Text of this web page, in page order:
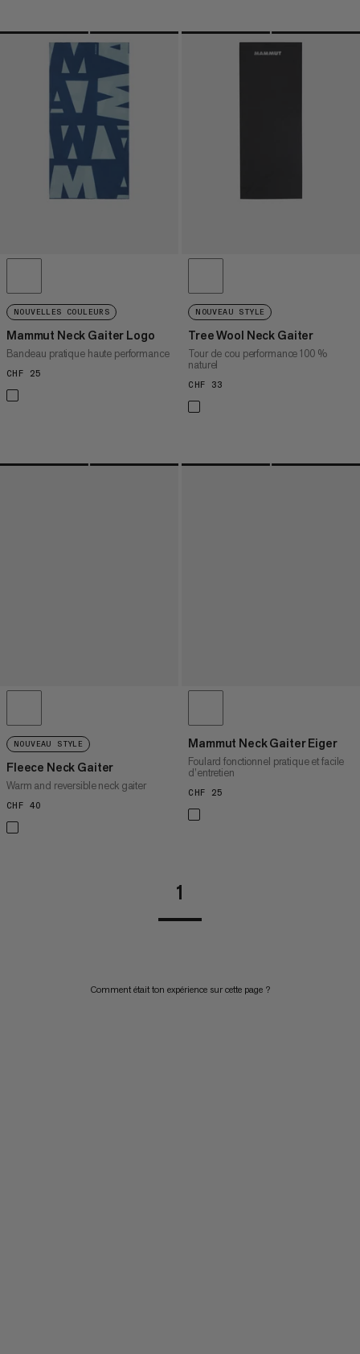
NOUVELLES COULEURS
Mammut Neck Gaiter Logo
Bandeau pratique haute performance
CHF 25
NOUVEAU STYLE
Tree Wool Neck Gaiter
Tour de cou performance 100 %
naturel
CHF 33
NOUVEAU STYLE
Fleece Neck Gaiter
Warm and reversible neck gaiter
CHF 40
Mammut Neck Gaiter Eiger
Foulard fonctionnel pratique et facile
d’entretien
CHF 25
1
Comment était ton expérience sur cette page ?